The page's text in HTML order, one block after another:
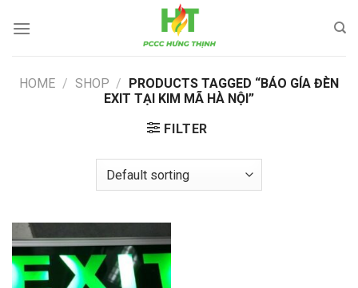
HOME / SHOP / PRODUCTS TAGGED “BÁO GÍA ĐÈN
EXIT TẠI KIM MÃ HÀ NỘI”
FILTER